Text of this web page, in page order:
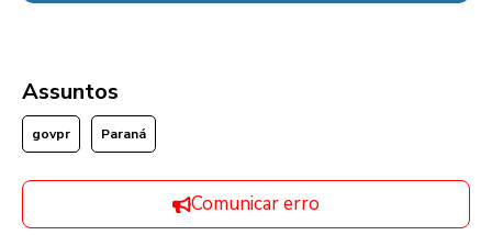
Assuntos
govpr Paraná
Comunicar erro